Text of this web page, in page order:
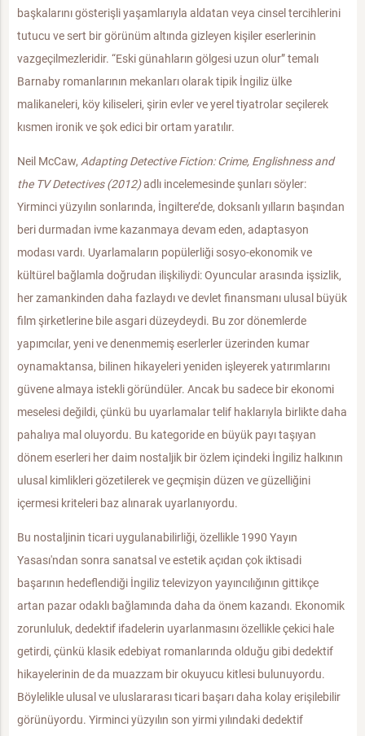
başkalarını gösterişli yaşamlarıyla aldatan veya cinsel tercihlerini
tutucu ve sert bir görünüm altında gizleyen kişiler eserlerinin
vazgeçilmezleridir. “Eski günahların gölgesi uzun olur” temalı
Barnaby romanlarının mekanları olarak tipik İngiliz ülke
malikaneleri, köy kiliseleri, şirin evler ve yerel tiyatrolar seçilerek
kısmen ironik ve şok edici bir ortam yaratılır.
Neil McCaw, Adapting Detective Fiction: Crime, Englishness and
the TV Detectives (2012)adlı incelemesinde şunları söyler:
Yirminci yüzyılın sonlarında, İngiltere’de, doksanlı yılların başından
beri durmadan ivme kazanmaya devam eden, adaptasyon
modası vardı. Uyarlamaların popülerliği sosyo-ekonomik ve
kültürel bağlamla doğrudan ilişkiliydi: Oyuncular arasında işsizlik,
her zamankinden daha fazlaydı ve devlet finansmanı ulusal büyük
film şirketlerine bile asgari düzeydeydi. Bu zor dönemlerde
yapımcılar, yeni ve denenmemiş eserlerler üzerinden kumar
oynamaktansa, bilinen hikayeleri yeniden işleyerek yatırımlarını
güvene almaya istekli göründüler. Ancak bu sadece bir ekonomi
meselesi değildi, çünkü bu uyarlamalar telif haklarıyla birlikte daha
pahalıya mal oluyordu. Bu kategoride en büyük payı taşıyan
dönem eserleri her daim nostaljik bir özlem içindeki İngiliz halkının
ulusal kimlikleri gözetilerek ve geçmişin düzen ve güzelliğini
içermesi kriteleri baz alınarak uyarlanıyordu.
Bu nostaljinin ticari uygulanabilirliği, özellikle 1990 Yayın
Yasası'ndan sonra sanatsal ve estetik açıdan çok iktisadi
başarının hedeflendiği İngiliz televizyon yayıncılığının gittikçe
artan pazar odaklı bağlamında daha da önem kazandı. Ekonomik
zorunluluk, dedektif ifadelerin uyarlanmasını özellikle çekici hale
getirdi, çünkü klasik edebiyat romanlarında olduğu gibi dedektif
hikayelerinin de da muazzam bir okuyucu kitlesi bulunuyordu.
Böylelikle ulusal ve uluslararası ticari başarı daha kolay erişilebilir
görünüyordu. Yirminci yüzyılın son yirmi yılındaki dedektif